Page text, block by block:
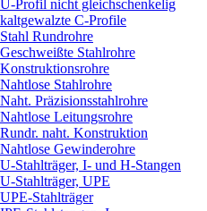
U-Profil nicht gleichschenkelig
kaltgewalzte C-Profile
Stahl Rundrohre
Geschweißte Stahlrohre
Konstruktionsrohre
Nahtlose Stahlrohre
Naht. Präzisionsstahlrohre
Nahtlose Leitungsrohre
Rundr. naht. Konstruktion
Nahtlose Gewinderohre
U-Stahlträger, I- und H-Stangen
U-Stahlträger, UPE
UPE-Stahlträger